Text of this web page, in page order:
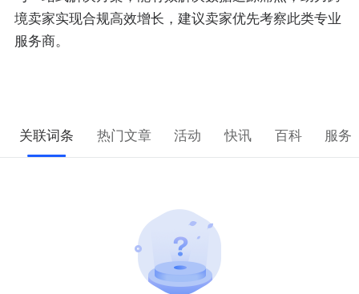
境卖家实现合规高效增长，建议卖家优先考察此类专业
服务商。
关联词条 热门文章 活动 快讯 百科 服务